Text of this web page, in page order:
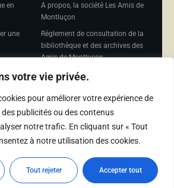
votre vie privée.
pour améliorer votre expérience de
publicités ou des contenus
notre trafic. En cliquant sur « Tout
à notre utilisation des cookies.
Tout rejeter Accepter tout
en
une
A propos, la société Les Amis de
Montluçon
Réglement de consultation de la
bibliothèque et des archives des
Amis de Montluçon
Mentions légales